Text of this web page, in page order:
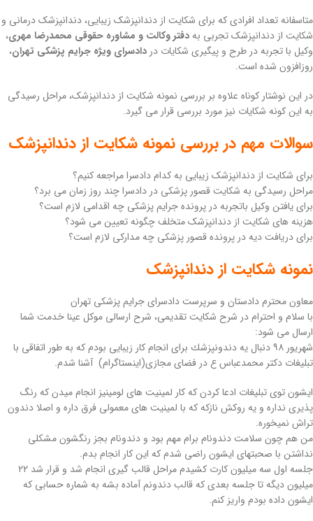
متاسفانه تعداد افرادی که برای شکایت از دندانپزشک زیبایی، دندانپزشک درمانی و
شکایت از دندانپزشک تجربی بهدفتر وکالت و مشاوره حقوقی محمدرضا مهری،
وکیل با تجربه در طرح و پیگیری شکایات در دادسرای ویژه جرایم پزشکی تهران،
روزافزون شده است.
در این نوشتار کوناه علاوه بر بررسی نمونه شکایت از دندانپزشک، مراحل رسیدگی
به این کونه شکایات نیز مورد بررسی قرار می گیرد.
سوالات مهم در بررسی نمونه شکایت از دندانپزشک
برای شکایت از دندانپزشک زیبایی به کدام دادسرا مراجعه کنیم؟
مراحل رسیدگی به شکایت قصور پزشکی در دادسرا چند روز زمان می برد؟
برای یافتن وکیل باتجربه در پرونده جرایم پزشکی چه اقدامی لازم است؟
هزینه های شکایت از دندانپزشک متخلف چگونه تعیین می شود؟
برای دریافت دیه در پرونده قصور پزشکی چه مدارکی لازم است؟
نمونه شکایت از دندانپزشک
معاون محترم دادستان و سرپرست دادسرای جرایم پزشکی تهران
با سلام و احترام در شرح شکایت تقدیمی، شرح ارسالی موکل عینا خدمت شما
ارسال می شود:
شهریور ٩٨ دنبال یه دندونپزشك برای انجام كار زیبایی بودم كه به طور اتفاقی با
تبلیغات دكتر محمدعباس ع در فضای مجازی(اینستاگرام) آشنا شدم.
ایشون توی تبلیغات ادعا كردن كه كار لمینیت های لومینیز انجام میدن كه رنگ
پذیری نداره و یه روكش نازكه كه با لمینیت های معمولی فرق داره و اصلا دندون
تراش نمیخوره.
من هم چون سلامت دندونام برام مهم بود و دندونام بجز رنگشون مشكلی
نداشتن با صحبتهای ایشون راضی شدم كه این كار انجام بدم.
جلسه اول سه میلیون كارت كشیدم مراحل قالب گیری انجام شد و قرار شد ٢٢
میلیون دیگه تا جلسه بعدی كه قالب دندونم آماده بشه به شماره حسابی كه
ایشون داده بودم واریز كنم.